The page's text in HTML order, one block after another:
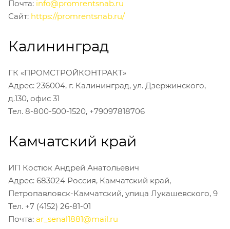
Почта: info@promrentsnab.ru
Сайт: https://promrentsnab.ru/
Калининград
ГК «ПРОМСТРОЙКОНТРАКТ»
Адрес: 236004, г. Калининград, ул. Дзержинского,
д.130, офис 31
Тел. 8-800-500-1520, +79097818706
Камчатский край
ИП Костюк Андрей Анатольевич
Адрес: 683024 Россия, Камчатский край,
Петропавловск-Камчатский, улица Лукашевского, 9
Тел. +7 (4152) 26-81-01
Почта: ar_senal1881@mail.ru